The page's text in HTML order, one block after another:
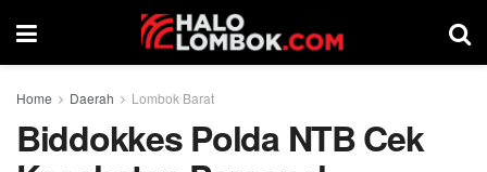
Home Daerah Lombok Barat
Biddokkes Polda NTB Cek